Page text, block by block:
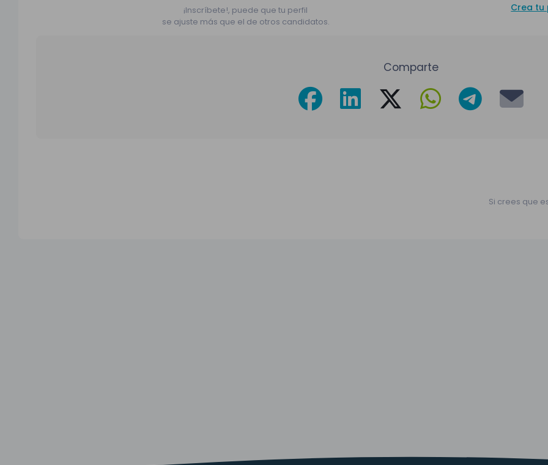
¡Inscríbete!, puede que tu perfil
se ajuste más que el de otros candidatos.
Crea tu
Comparte
Si crees que